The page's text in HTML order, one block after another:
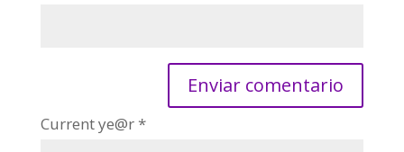
Current ye@r *